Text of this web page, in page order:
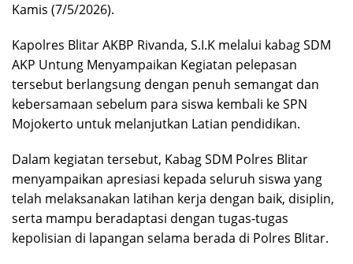
Kamis (7/5/2026).
Kapolres Blitar AKBP Rivanda, S.I.K melalui kabag SDM
AKP Untung Menyampaikan Kegiatan pelepasan
tersebut berlangsung dengan penuh semangat dan
kebersamaan sebelum para siswa kembali ke SPN
Mojokerto untuk melanjutkan Latian pendidikan.
Dalam kegiatan tersebut, Kabag SDM Polres Blitar
menyampaikan apresiasi kepada seluruh siswa yang
telah melaksanakan latihan kerja dengan baik, disiplin,
serta mampu beradaptasi dengan tugas-tugas
kepolisian di lapangan selama berada di Polres Blitar.